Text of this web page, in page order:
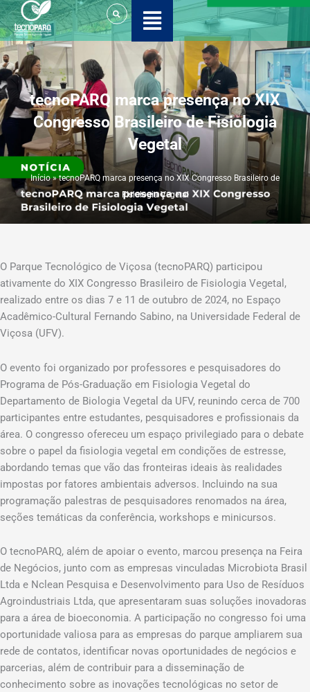
Ir
para
o
conteúdo
tecnoPARQ marca presença no XIX
Congresso Brasileiro de Fisiologia
Vegetal
Início»tecnoPARQ marca presença no XIX Congresso Brasileiro de
Fisiologia Vegetal
O Parque Tecnológico de Viçosa (tecnoPARQ) participou
ativamente do XIX Congresso Brasileiro de Fisiologia Vegetal,
realizado entre os dias 7 e 11 de outubro de 2024, no Espaço
Acadêmico-Cultural Fernando Sabino, na Universidade Federal de
Viçosa (UFV).
O evento foi organizado por professores e pesquisadores do
Programa de Pós-Graduação em Fisiologia Vegetal do
Departamento de Biologia Vegetal da UFV, reunindo cerca de 700
participantes entre estudantes, pesquisadores e profissionais da
área. O congresso ofereceu um espaço privilegiado para o debate
sobre o papel da fisiologia vegetal em condições de estresse,
abordando temas que vão das fronteiras ideais às realidades
impostas por fatores ambientais adversos. Incluindo na sua
programação palestras de pesquisadores renomados na área,
seções temáticas da conferência, workshops e minicursos.
O tecnoPARQ, além de apoiar o evento, marcou presença na Feira
de Negócios, junto com as empresas vinculadas Microbiota Brasil
Ltda e Nclean Pesquisa e Desenvolvimento para Uso de Resíduos
Agroindustriais Ltda, que apresentaram suas soluções inovadoras
para a área de bioeconomia. A participação no congresso foi uma
oportunidade valiosa para as empresas do parque ampliarem sua
rede de contatos, identificar novas oportunidades de negócios e
parcerias, além de contribuir para a disseminação de
conhecimento sobre as inovações tecnológicas no setor de